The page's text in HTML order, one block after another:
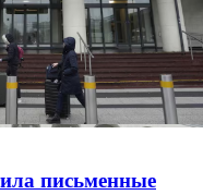
письменные